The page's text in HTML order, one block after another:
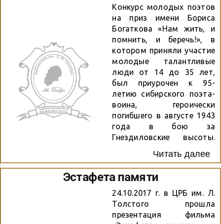
представить в одной или
нескольких номинациях. В
2018 году работы
представляются по
следующим номинациям:
— «Я только слышал о
войне» – поэтические
произведения,
посвященные Великой
Отечественной войне
1941-1945 гг.; — «Судьба и
Родина едины!» –
гражданская социальная
к 100-летию...
Конкурс молодых поэтов
на приз имени Бориса
Богаткова «Нам жить, и
помнить, и беречь!», в
котором приняли участие
молодые талантливые
люди от 14 до 35 лет,
был приурочен к 95-
летию сибирского поэта-
воина, героически
погибшего в августе 1943
года в бою за
Гнездиловские высоты.
выступили департамент
культуры, спорта и
молодежной политики
мэрии города
Новосибирска,
муниципальное казенное
Читать далее
Эстафета памяти
24.10.2017 г. в ЦРБ им. Л.
Толстого прошла
презентация фильма